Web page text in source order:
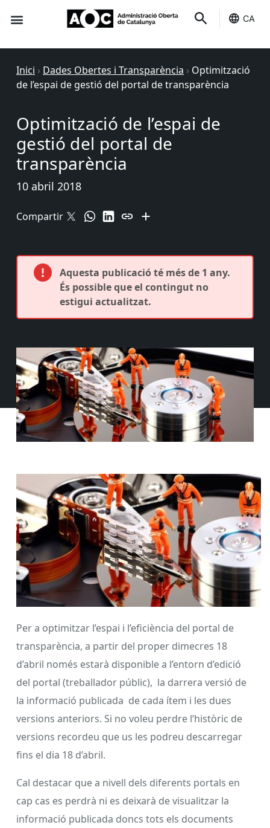
CA
Inici › Dades Obertes i Transparència › Optimització
de l’espai de gestió del portal de transparència
Optimització de l’espai de
gestió del portal de
transparència
10 abril 2018
Compartir
Aquesta publicació té més de 1 any.
És possible que el contingut no
estigui actualitzat.
Per a optimitzar l’espai i l’eficiència del portal de
transparència, a partir del proper dimecres 18
d’abril només estarà disponible a l’entorn d’edició
del portal (treballador públic), la darrera versió de
la informació publicada de cada ítem i les dues
versions anteriors. Si no voleu perdre l’històric de
versions recordeu que us les podreu descarregar
fins el dia 18 d’abril.
Cal destacar que a nivell dels diferents portals en
cap cas es perdrà ni es deixarà de visualitzar la
informació publicada doncs tots els documents